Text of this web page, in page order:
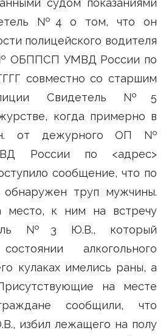
судом показаниями
№4 о том, что он
полицейского водителя
ОБППСП УМВД России по
совместно со старшим
Свидетель №5
когда примерно в
от дежурного ОП №
России по <адрес>
сообщение, что по
обнаружен труп мужчины.
к ним на встречу
№3 Ю.В., который
алкогольного
кулаках имелись раны, а
на месте
сообщили, что
избил лежащего на полу